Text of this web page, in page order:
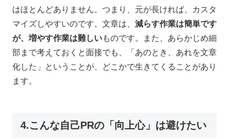
はほとんどありません。つまり、元が長ければ、カスタ
マイズしやすいのです。文章は、 減らす作業は簡単です
が、増やす作業は難しいものです。また、あらかじめ細
部まで考えておくと面接でも、「あのとき、あれを文章
化した」ということが、どこかで生きてくることがあり
ます。
4.こんな自己PRの「向上心」は避けたい